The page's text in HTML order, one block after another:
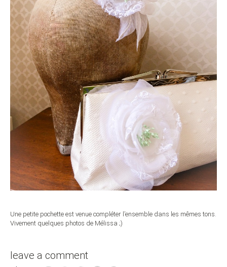
Une petite pochette est venue compléter l’ensemble dans les mêmes tons.
Vivement quelques photos de Mélissa ;)
leave a comment